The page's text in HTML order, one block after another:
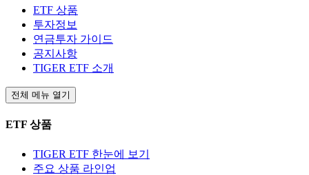
ETF 상품
투자정보
연금투자 가이드
공지사항
TIGER ETF 소개
전체 메뉴 열기
ETF 상품
TIGER ETF 한눈에 보기
주요 상품 라인업